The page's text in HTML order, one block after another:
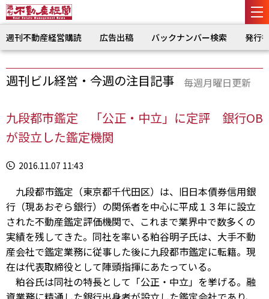
週刊不動産経営購読 広告出稿 バックナンバー検索 発行
週刊ビル経営・今週の注目記事 毎週月曜日更新
九段都市鑑定 「公正・中立」に定評 銀行OB
が設立した鑑定機関
2016.11.07 11:43
九段都市鑑定（東京都千代田区）は、旧日本債券信用銀
行（現あおぞら銀行）の関係者を中心に平成１３年に設立
された不動産鑑定評価機関で、これまで業界中で数多くの
実績を残してきた。同社を率いる粕谷明子氏は、大手不動
産会社で鑑定業務に従事した後に九段都市鑑定に転籍。現
在は代表取締役として陣頭指揮にあたっている。
粕谷氏は同社の特長として「公正・中立」を挙げる。融